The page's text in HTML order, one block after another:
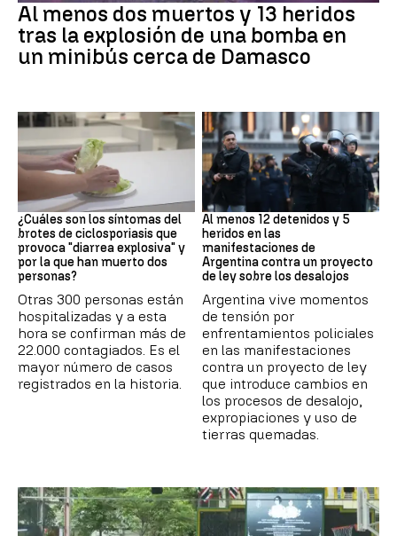
Al menos dos muertos y 13 heridos
tras la explosión de una bomba en
un minibús cerca de Damasco
Brote
¿Cuáles son los síntomas del
brotes de ciclosporiasis que
provoca "diarrea explosiva" y
por la que han muerto dos
personas?
Otras 300 personas están
hospitalizadas y a esta
hora se confirman más de
22.000 contagiados. Es el
mayor número de casos
registrados en la historia.
Protestas
Al menos 12 detenidos y 5
heridos en las
manifestaciones de
Argentina contra un proyecto
de ley sobre los desalojos
Argentina vive momentos
de tensión por
enfrentamientos policiales
en las manifestaciones
contra un proyecto de ley
que introduce cambios en
los procesos de desalojo,
expropiaciones y uso de
tierras quemadas.